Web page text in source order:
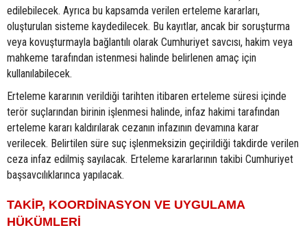
edilebilecek. Ayrıca bu kapsamda verilen erteleme kararları,
oluşturulan sisteme kaydedilecek. Bu kayıtlar, ancak bir soruşturma
veya kovuşturmayla bağlantılı olarak Cumhuriyet savcısı, hakim veya
mahkeme tarafından istenmesi halinde belirlenen amaç için
kullanılabilecek.
Erteleme kararının verildiği tarihten itibaren erteleme süresi içinde
terör suçlarından birinin işlenmesi halinde, infaz hakimi tarafından
erteleme kararı kaldırılarak cezanın infazının devamına karar
verilecek. Belirtilen süre suç işlenmeksizin geçirildiği takdirde verilen
ceza infaz edilmiş sayılacak. Erteleme kararlarının takibi Cumhuriyet
başsavcılıklarınca yapılacak.
TAKİP, KOORDİNASYON VE UYGULAMA
HÜKÜMLERİ